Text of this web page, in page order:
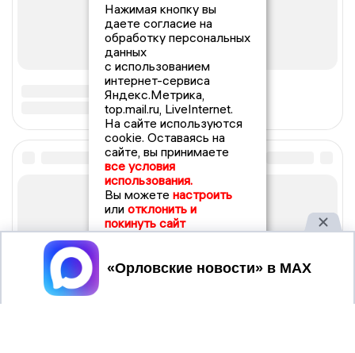
Нажимая кнопку вы
даете согласие на
обработку персональных
данных
с использованием
интернет-сервиса
Яндекс.Метрика,
top.mail.ru, LiveInternet.
На сайте используются
cookie. Оставаясь на
сайте, вы принимаете
все условия
использования.
Вы можете настроить
или отклонить и
покинуть сайт
Принять